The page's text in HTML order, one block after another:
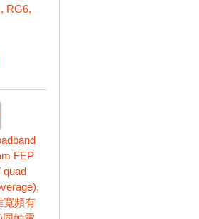
RG6,
FEP
quad
寬頻有